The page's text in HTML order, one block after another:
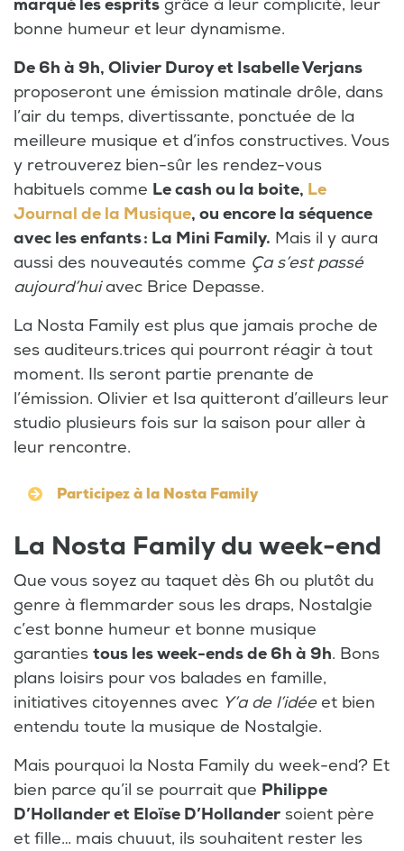
marqué les esprits grâce à leur complicité, leur
bonne humeur et leur dynamisme.
De 6h à 9h, Olivier Duroy et Isabelle Verjans
proposeront une émission matinale drôle, dans
l’air du temps, divertissante, ponctuée de la
meilleure musique et d’infos constructives. Vous
y retrouverez bien-sûr les rendez-vous
habituels comme Le cash ou la boite, Le
Journal de la Musique, ou encore la séquence
avec les enfants : La Mini Family. Mais il y aura
aussi des nouveautés comme Ça s’est passé
aujourd’huiavec Brice Depasse.
La Nosta Family est plus que jamais proche de
ses auditeurs.trices qui pourront réagir à tout
moment. Ils seront partie prenante de
l’émission. Olivier et Isa quitteront d’ailleurs leur
studio plusieurs fois sur la saison pour aller à
leur rencontre.
Participez à la Nosta Family
La Nosta Family du week-end
Que vous soyez au taquet dès 6h ou plutôt du
genre à flemmarder sous les draps, Nostalgie
c’est bonne humeur et bonne musique
garanties tous les week-ends de 6h à 9h. Bons
plans loisirs pour vos balades en famille,
initiatives citoyennes avec Y’a de l’idéeet bien
entendu toute la musique de Nostalgie.
Mais pourquoi la Nosta Family du week-end? Et
bien parce qu’il se pourrait que Philippe
D’Hollander et Eloïse D’Hollander soient père
et fille… mais chuuut, ils souhaitent rester les